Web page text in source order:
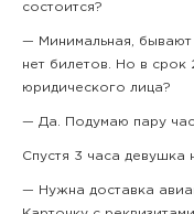
состоится?
— Минимальная,
нет билетов. Но в срок
юридического лица?
— Да. Подумаю пару
Спустя 3 часа девушка
— Нужна доставка